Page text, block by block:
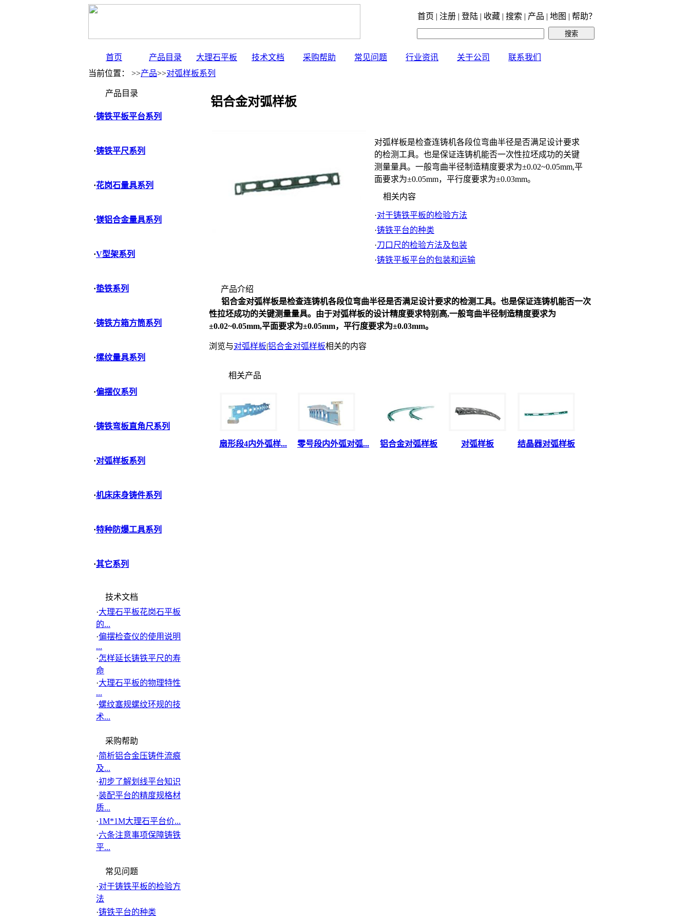
首页 | 注册 | 登陆 | 收藏 | 搜索 | 产品 | 地图 | 帮助？
首页 产品目录 大理石平板 技术文档 采购帮助 常见问题 行业资讯 关于公司
联系我们
当前位置： >>产品>>对弧样板系列
产品目录
·铸铁平板平台系列
·铸铁平尺系列
·花岗石量具系列
·镁铝合金量具系列
·V型架系列
·垫铁系列
·铸铁方箱方筒系列
·缧纹量具系列
·偏摆仪系列
·铸铁弯板直角尺系列
·对弧样板系列
·机床床身铸件系列
·特种防爆工具系列
·其它系列
技术文档
·大理石平板花岗石平板
的...
·偏摆检查仪的使用说明
...
·怎样延长铸铁平尺的寿
命
·大理石平板的物理特性
...
·螺纹塞规螺纹环规的技
术...
采购帮助
·简析铝合金压铸件流痕
及...
·初步了解划线平台知识
·装配平台的精度规格材
质...
·1M*1M大理石平台价...
·六条注意事项保障铸铁
平...
常见问题
·对于铸铁平板的检验方
法
·铸铁平台的种类
铝合金对弧样板
对弧样板是检查连铸机各段位弯曲半径是否满足设计要求
的检测工具。也是保证连铸机能否一次性拉坯成功的关键
测量量具。一般弯曲半径制造精度要求为±0.02~0.05mm,平
面要求为±0.05mm，平行度要求为±0.03mm。
相关内容
·对于铸铁平板的检验方法
·铸铁平台的种类
·刀口尺的检验方法及包装
·铸铁平板平台的包装和运输
产品介绍
铝合金对弧样板是检查连铸机各段位弯曲半径是否满足设计要求的检测工具。也是保证连铸机能否一次
性拉坯成功的关键测量量具。由于对弧样板的设计精度要求特别高,一般弯曲半径制造精度要求为
±0.02~0.05mm,平面要求为±0.05mm，平行度要求为±0.03mm。
浏览与对弧样板|铝合金对弧样板相关的内容
相关产品
扇形段4内外弧样... 零号段内外弧对弧... 铝合金对弧样板 对弧样板 结晶器对弧样板